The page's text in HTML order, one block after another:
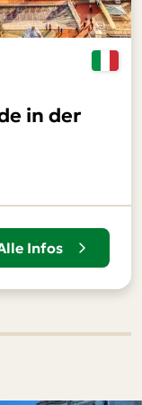
in der
Infos